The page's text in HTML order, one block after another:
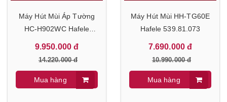
Máy Hút Mùi Áp Tường
HC-H902WC Hafele
538.81.742
9.950.000 đ
14.220.000 đ
Mua hàng
Máy Hút Mùi HH-TG60E
Hafele 539.81.073
7.690.000 đ
10.990.000 đ
Mua hàng